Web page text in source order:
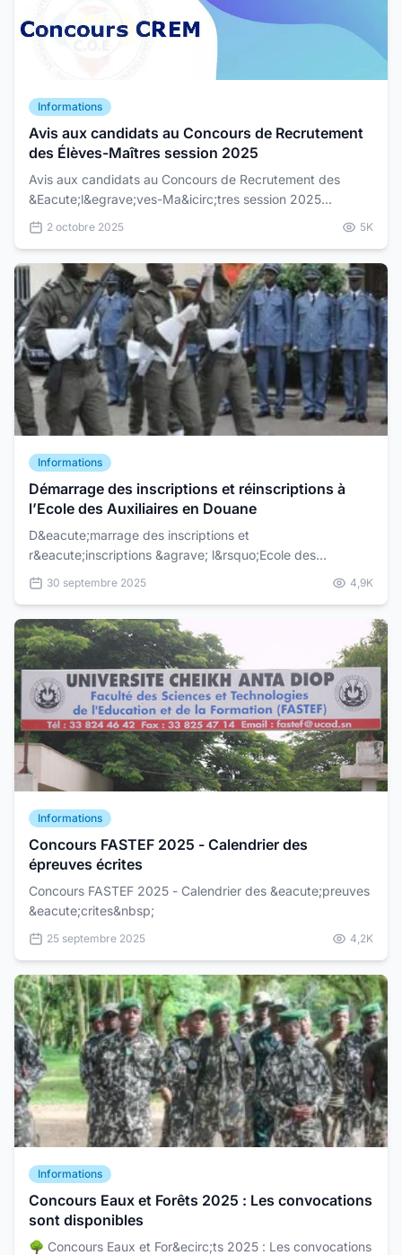
Informations
Avis aux candidats au Concours de Recrutement
des Élèves-Maîtres session 2025
Avis aux candidats au Concours de Recrutement des
&Eacute;l&egrave;ves-Ma&icirc;tres session 2025...
2 octobre 2025 5K
Informations
Démarrage des inscriptions et réinscriptions à
l’Ecole des Auxiliaires en Douane
D&eacute;marrage des inscriptions et
r&eacute;inscriptions &agrave; l&rsquo;Ecole des
Auxiliaires en Douane
30 septembre 2025 4,9K
Informations
Concours FASTEF 2025 - Calendrier des
épreuves écrites
Concours FASTEF 2025 - Calendrier des &eacute;preuves
&eacute;crites&nbsp;
25 septembre 2025 4,2K
Informations
Concours Eaux et Forêts 2025 : Les convocations
sont disponibles
🌳 Concours Eaux et For&ecirc;ts 2025 : Les convocations